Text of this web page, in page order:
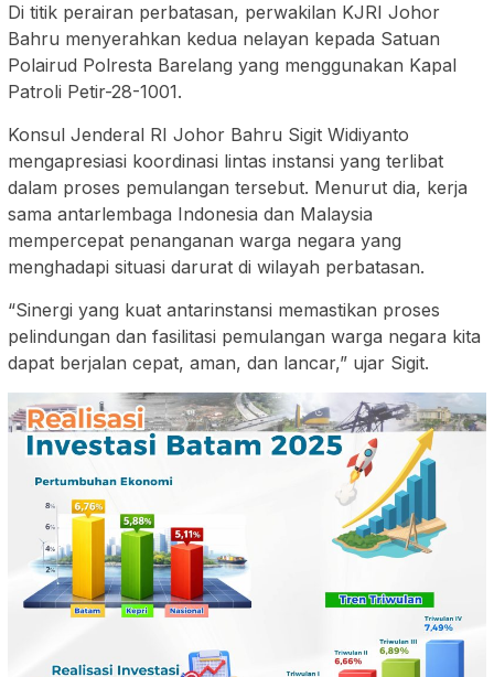
Di titik perairan perbatasan, perwakilan KJRI Johor
Bahru menyerahkan kedua nelayan kepada Satuan
Polairud Polresta Barelang yang menggunakan Kapal
Patroli Petir-28-1001.
Konsul Jenderal RI Johor Bahru Sigit Widiyanto
mengapresiasi koordinasi lintas instansi yang terlibat
dalam proses pemulangan tersebut. Menurut dia, kerja
sama antarlembaga Indonesia dan Malaysia
mempercepat penanganan warga negara yang
menghadapi situasi darurat di wilayah perbatasan.
“Sinergi yang kuat antarinstansi memastikan proses
pelindungan dan fasilitasi pemulangan warga negara kita
dapat berjalan cepat, aman, dan lancar,” ujar Sigit.